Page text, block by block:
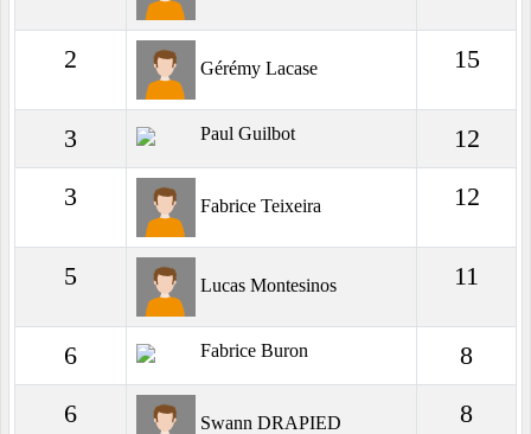
2 Gérémy Lacase 15
3 Paul Guilbot 12
3 Fabrice Teixeira 12
5 Lucas Montesinos 11
6 Fabrice Buron 8
6 Swann DRAPIED 8